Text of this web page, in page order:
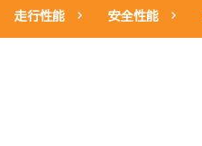
走行性能 安全性能